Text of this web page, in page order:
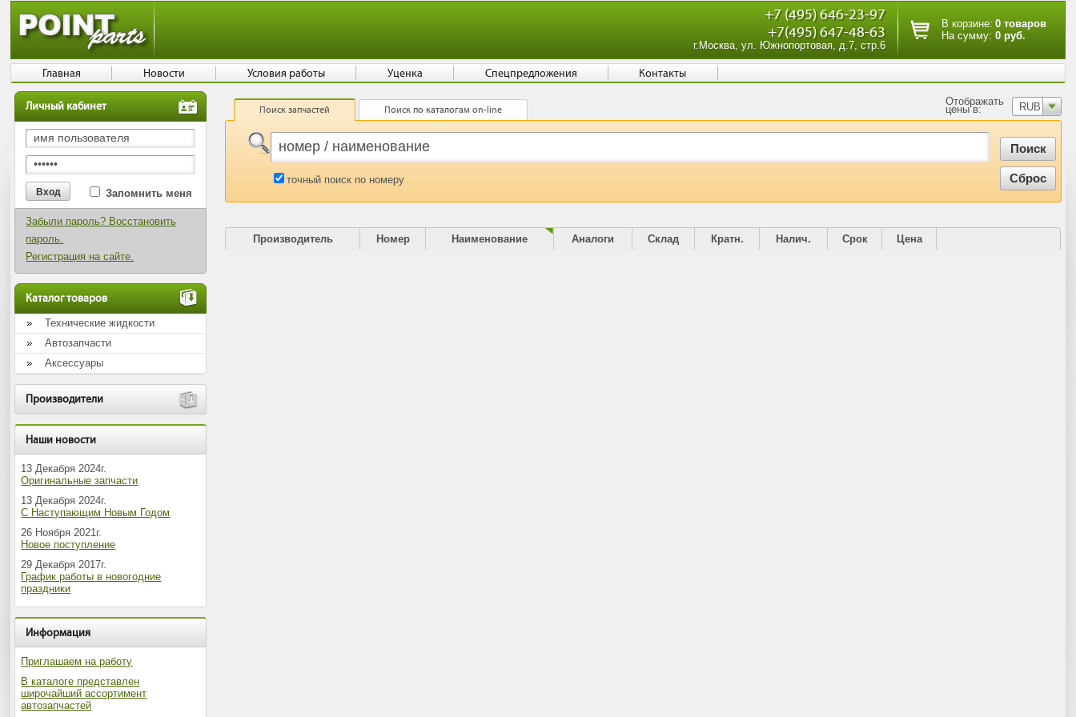
Личный кабинет
Запомнить меня
Забыли пароль? Восстановить
пароль.
Регистрация на сайте.
Каталог товаров
Технические жидкости
Автозапчасти
Аксессуары
Производители
Наши новости
13 Декабря 2024г.
Оригинальные запчасти
13 Декабря 2024г.
С Наступающим Новым Годом
26 Ноября 2021г.
Новое поступление
29 Декабря 2017г.
График работы в новогодние
праздники
Информация
Приглашаем на работу
В каталоге представлен
широчайший ассортимент
автозапчастей
Поиск запчастей Поиск по каталогам on-line RUB
Отображать
цены в:
точный поиск по номеру
Производитель Номер Наименование Аналоги Склад Кратн. Налич. Срок Цена
Главная Новости Условия работы Уценка Спецпредложения Контакты
+7 (495) 646-23-97
+7(495) 647-48-63
г.Москва, ул. Южнопортовая, д.7, стр.6
В корзине: 0 товаров
На сумму: 0 руб.